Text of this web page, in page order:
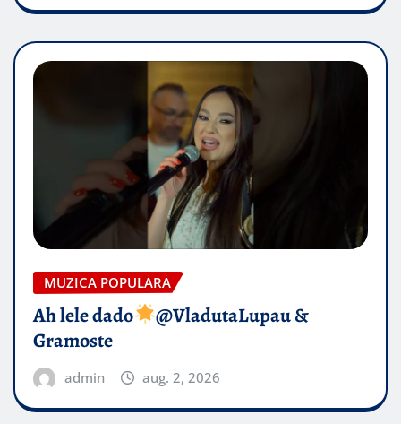
MUZICA POPULARA
Ah lele dado​
@VladutaLupau &
Gramoste
admin aug. 2, 2026